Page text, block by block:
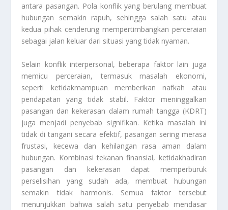
antara pasangan. Pola konflik yang berulang membuat
hubungan semakin rapuh, sehingga salah satu atau
kedua pihak cenderung mempertimbangkan perceraian
sebagai jalan keluar dari situasi yang tidak nyaman.
Selain konflik interpersonal, beberapa faktor lain juga
memicu perceraian, termasuk masalah ekonomi,
seperti ketidakmampuan memberikan nafkah atau
pendapatan yang tidak stabil. Faktor meninggalkan
pasangan dan kekerasan dalam rumah tangga (KDRT)
juga menjadi penyebab signifikan. Ketika masalah ini
tidak di tangani secara efektif, pasangan sering merasa
frustasi, kecewa dan kehilangan rasa aman dalam
hubungan. Kombinasi tekanan finansial, ketidakhadiran
pasangan dan kekerasan dapat memperburuk
perselisihan yang sudah ada, membuat hubungan
semakin tidak harmonis. Semua faktor tersebut
menunjukkan bahwa salah satu penyebab mendasar